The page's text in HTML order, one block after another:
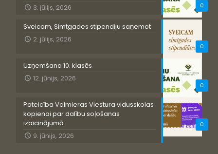
0
3. jūlijs, 2026
0
Sveicam, Simtgades stipendiju saņemot
2. jūlijs, 2026
0
Uzņemšana 10. klasēs
12. jūnijs, 2026
0
Pateicība Valmieras Viestura vidusskolas
kopienai par dalību soļošanas
izaicinājumā
9. jūnijs, 2026